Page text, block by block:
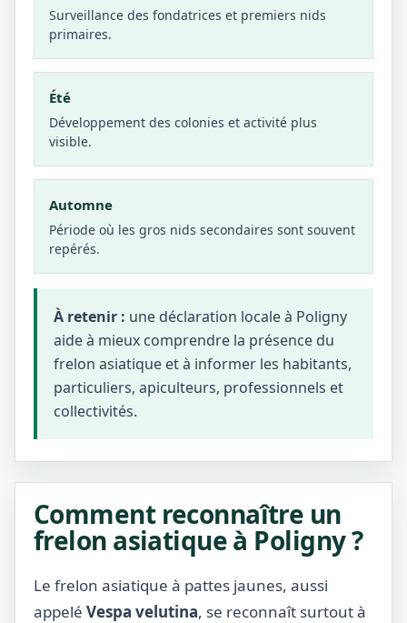
Surveillance des fondatrices et premiers nids
primaires.
Été
Développement des colonies et activité plus
visible.
Automne
Période où les gros nids secondaires sont souvent
repérés.
À retenir : une déclaration locale à Poligny
aide à mieux comprendre la présence du
frelon asiatique et à informer les habitants,
particuliers, apiculteurs, professionnels et
collectivités.
Comment reconnaître un
frelon asiatique à Poligny ?
Le frelon asiatique à pattes jaunes, aussi
appelé Vespa velutina, se reconnaît surtout à